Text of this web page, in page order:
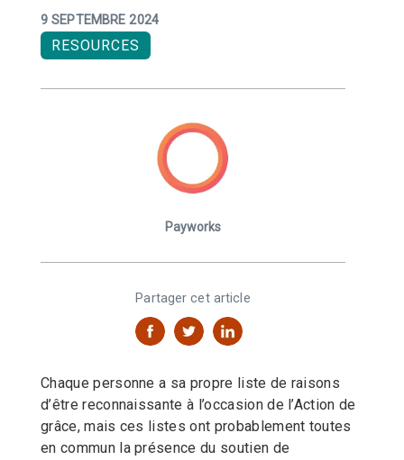
9 SEPTEMBRE 2024
RESOURCES
Payworks
Partager cet article
Chaque personne a sa propre liste de raisons
d’être reconnaissante à l’occasion de l’Action de
grâce, mais ces listes ont probablement toutes
en commun la présence du soutien de